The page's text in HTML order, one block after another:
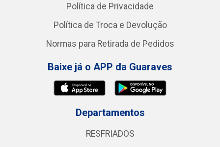
Política de Privacidade
Política de Troca e Devolução
Normas para Retirada de Pedidos
Baixe já o APP da Guaraves
Departamentos
RESFRIADOS